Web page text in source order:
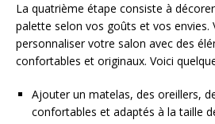
La quatrième étape consiste à
palette selon vos goûts et vos envies.
personnaliser votre salon avec des
confortables et originaux. Voici
Ajouter un matelas, des oreillers,
confortables et adaptés à la taille